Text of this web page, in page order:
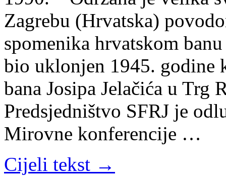
Zagrebu (Hrvatska)
spomenika hrvatskom
bio uklonjen 1945. godine
bana Josipa Jelačića u
Predsjedništvo SFRJ je
Mirovne konferencije …
Cijeli tekst →